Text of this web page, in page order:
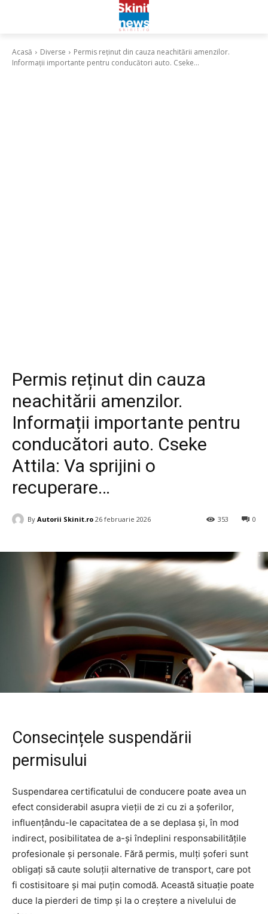
Acasă Diverse
Permis reținut din cauza neachitării amenzilor.
Informații importante pentru conducători auto. Cseke...
Permis reținut din cauza
neachitării amenzilor.
Informații importante pentru
conducători auto. Cseke
Attila: Va sprijini o
recuperare…
By Autorii Skinit.ro 26 februarie 2026 0
353
Consecințele suspendării
permisului
Suspendarea certificatului de conducere poate avea un
efect considerabil asupra vieții de zi cu zi a șoferilor,
influențându-le capacitatea de a se deplasa și, în mod
indirect, posibilitatea de a-și îndeplini responsabilitățile
profesionale și personale. Fără permis, mulți șoferi sunt
obligați să caute soluții alternative de transport, care pot
fi costisitoare și mai puțin comodă. Această situație poate
duce la pierderi de timp și la o creștere a nivelului de